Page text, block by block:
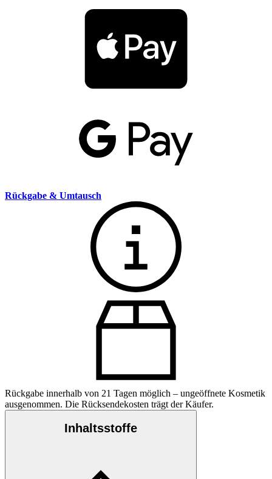
Rückgabe & Umtausch
Rückgabe innerhalb von 21 Tagen möglich – ungeöffnete Kosmetik
ausgenommen. Die Rücksendekosten trägt der Käufer.
Inhaltsstoffe